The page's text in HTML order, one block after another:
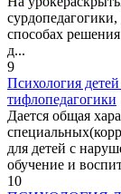
сурдопедагогики,
способах
д...
9
Психология
тифлопедагогики
Дается общая
для детей с
обучение и
10